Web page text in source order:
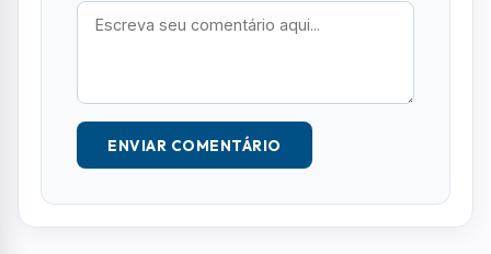
ENVIAR COMENTÁRIO